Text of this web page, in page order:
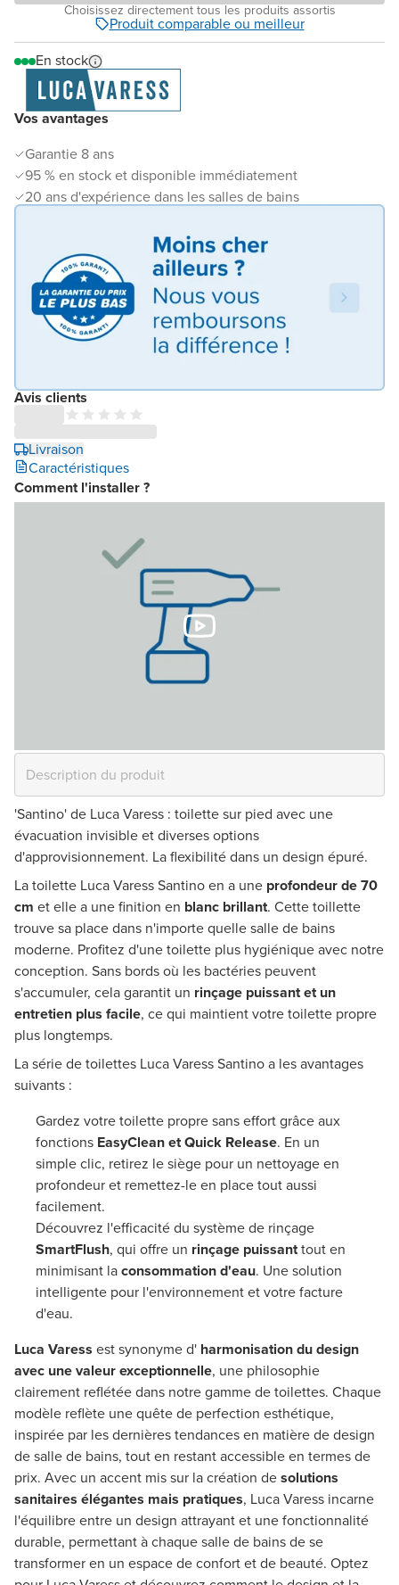
Vos avantages
Garantie 8 ans
95 % en stock et disponible immédiatement
20 ans d'expérience dans les salles de bains
Avis clients
Livraison
Caractéristiques
Comment l'installer ?
Choisissez directement tous les produits assortis
Produit comparable ou meilleur
En stock
'Santino' de Luca Varess : toilette sur pied avec une
évacuation invisible et diverses options
d'approvisionnement. La flexibilité dans un design épuré.
La toilette Luca Varess Santino en a une profondeur de 70
cm et elle a une finition en blanc brillant. Cette toillette
trouve sa place dans n'importe quelle salle de bains
moderne. Profitez d'une toilette plus hygiénique avec notre
conception. Sans bords où les bactéries peuvent
s'accumuler, cela garantit un rinçage puissant et un
entretien plus facile, ce qui maintient votre toilette propre
plus longtemps.
La série de toilettes Luca Varess Santino a les avantages
suivants :
Gardez votre toilette propre sans effort grâce aux
fonctions EasyClean et Quick Release. En un
simple clic, retirez le siège pour un nettoyage en
profondeur et remettez-le en place tout aussi
facilement.
Découvrez l'efficacité du système de rinçage
SmartFlush, qui offre un rinçage puissanttout en
minimisant laconsommation d'eau. Une solution
intelligente pour l'environnement et votre facture
d'eau.
Luca Varess est synonyme d' harmonisation du design
avec une valeur exceptionnelle, une philosophie
clairement reflétée dans notre gamme de toilettes. Chaque
modèle reflète une quête de perfection esthétique,
inspirée par les dernières tendances en matière de design
de salle de bains, tout en restant accessible en termes de
prix. Avec un accent mis sur la création desolutions
sanitaires élégantes mais pratiques, Luca Varess incarne
l'équilibre entre un design attrayant et une fonctionnalité
durable, permettant à chaque salle de bains de se
transformer en un espace de confort et de beauté. Optez